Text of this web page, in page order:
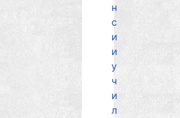
н
с
и
и
у
ч
и
л